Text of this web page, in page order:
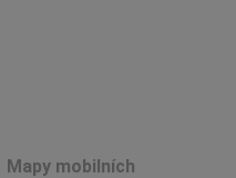
Mapy mobilních